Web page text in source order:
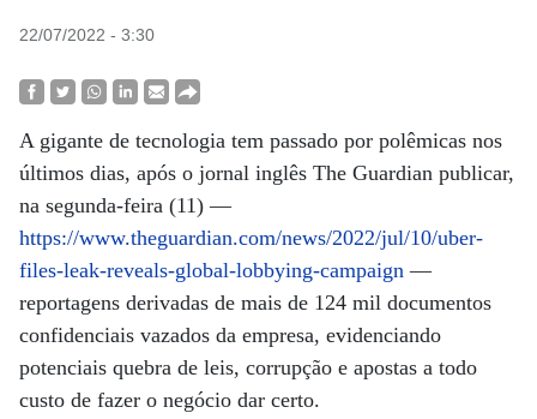
22/07/2022 - 3:30
A gigante de tecnologia tem passado por polêmicas nos
últimos dias, após o jornal inglês The Guardian publicar,
na segunda-feira (11) —
https://www.theguardian.com/news/2022/jul/10/uber-
files-leak-reveals-global-lobbying-campaign —
reportagens derivadas de mais de 124 mil documentos
confidenciais vazados da empresa, evidenciando
potenciais quebra de leis, corrupção e apostas a todo
custo de fazer o negócio dar certo.